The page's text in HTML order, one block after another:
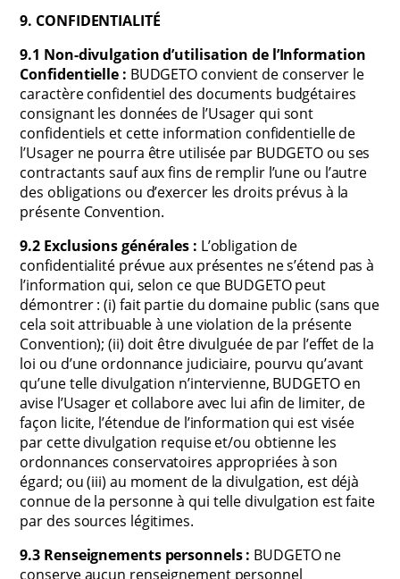
9. CONFIDENTIALITÉ
9.1 Non-divulgation d’utilisation de l’Information
Confidentielle : BUDGETO convient de conserver le
caractère confidentiel des documents budgétaires
consignant les données de l’Usager qui sont
confidentiels et cette information confidentielle de
l’Usager ne pourra être utilisée par BUDGETO ou ses
contractants sauf aux fins de remplir l’une ou l’autre
des obligations ou d’exercer les droits prévus à la
présente Convention.
9.2 Exclusions générales : L’obligation de
confidentialité prévue aux présentes ne s’étend pas à
l’information qui, selon ce que BUDGETO peut
démontrer : (i) fait partie du domaine public (sans que
cela soit attribuable à une violation de la présente
Convention); (ii) doit être divulguée de par l’effet de la
loi ou d’une ordonnance judiciaire, pourvu qu’avant
qu’une telle divulgation n’intervienne, BUDGETO en
avise l’Usager et collabore avec lui afin de limiter, de
façon licite, l’étendue de l’information qui est visée
par cette divulgation requise et/ou obtienne les
ordonnances conservatoires appropriées à son
égard; ou (iii) au moment de la divulgation, est déjà
connue de la personne à qui telle divulgation est faite
par des sources légitimes.
9.3 Renseignements personnels : BUDGETO ne
conserve aucun renseignement personnel